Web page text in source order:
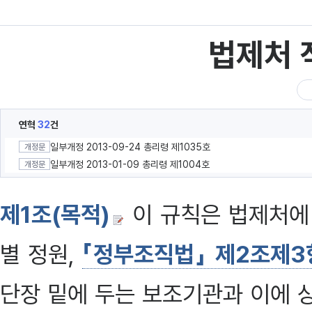
법제처
연혁 32건
개정문 일부개정 2013-09-24 총리령 제1035호
개정문 일부개정 2013-01-09 총리령 제1004호
제1조(목적)
이 규칙은 법제처
별 정원, 「정부조직법」 제2조제
단장 밑에 두는 보조기관과 이에